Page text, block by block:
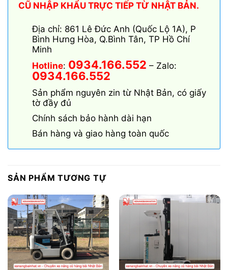
CŨ NHẬP KHẨU TRỰC TIẾP TỪ NHẬT BẢN.
Địa chỉ: 861 Lê Đức Anh (Quốc Lộ 1A), P
Bình Hưng Hòa, Q.Bình Tân, TP Hồ Chí
Minh
Hotline: 0934.166.552 – Zalo:
0934.166.552
Sản phẩm nguyên zin từ Nhật Bản, có giấy
tờ đầy đủ
Chính sách bảo hành dài hạn
Bán hàng và giao hàng toàn quốc
SẢN PHẨM TƯƠNG TỰ